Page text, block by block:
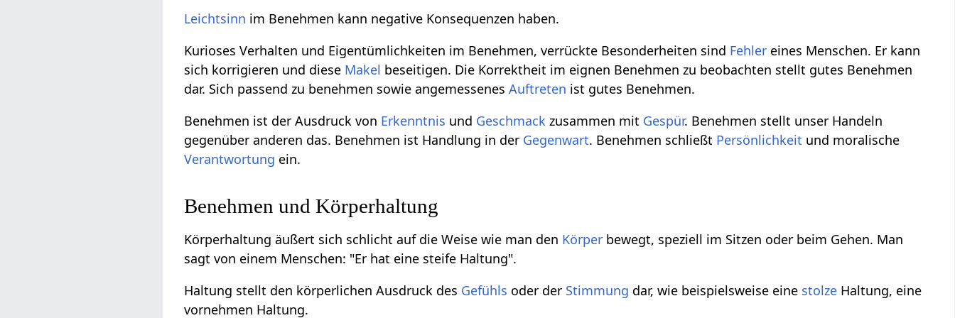
Leichtsinn im Benehmen kann negative Konsequenzen haben.
Kurioses Verhalten und Eigentümlichkeiten im Benehmen, verrückte Besonderheiten sind Fehler eines Menschen. Er kann
sich korrigieren und diese Makel beseitigen. Die Korrektheit im eignen Benehmen zu beobachten stellt gutes Benehmen
dar. Sich passend zu benehmen sowie angemessenesAuftreten ist gutes Benehmen.
Benehmen ist der Ausdruck von Erkenntnis und Geschmack zusammen mit Gespür. Benehmen stellt unser Handeln
gegenüber anderen das. Benehmen ist Handlung in der Gegenwart. Benehmen schließt Persönlichkeit und moralische
Verantwortung ein.
Benehmen und Körperhaltung
Körperhaltung äußert sich schlicht auf die Weise wie man den Körper bewegt, speziell im Sitzen oder beim Gehen. Man
sagt von einem Menschen: "Er hat eine steife Haltung".
Haltung stellt den körperlichen Ausdruck des Gefühls oder der Stimmung dar, wie beispielsweise eine stolze Haltung, eine
vornehmen Haltung.